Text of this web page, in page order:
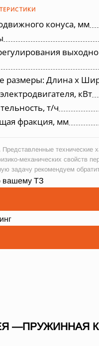
конуса, мм
размеры: Длина х
кВт
т/ч
фракция, мм
Представленные технические
механических свойств
задачу рекомендуем
вашему ТЗ
—ПРУЖИННАЯ